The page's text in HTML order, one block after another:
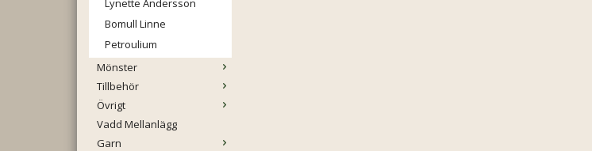
Lynette Andersson
Bomull Linne
Petroulium
Mönster
Tillbehör
Övrigt
Vadd Mellanlägg
Garn